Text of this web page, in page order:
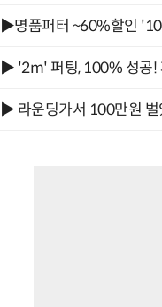
▶명품퍼터 ~60%할인
▶ '2m' 퍼팅, 100% 성공!
▶ 라운딩가서 100만원 벌